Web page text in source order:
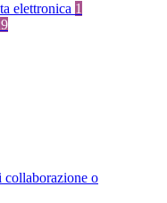
elettronica 1
o